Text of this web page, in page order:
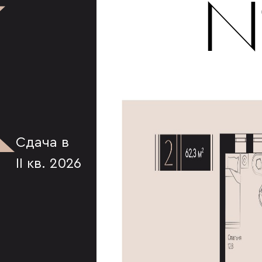
Сдача в
II кв. 2026